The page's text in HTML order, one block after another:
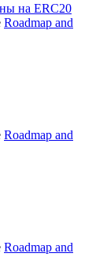
на ERC20
Roadmap and
Roadmap and
Roadmap and